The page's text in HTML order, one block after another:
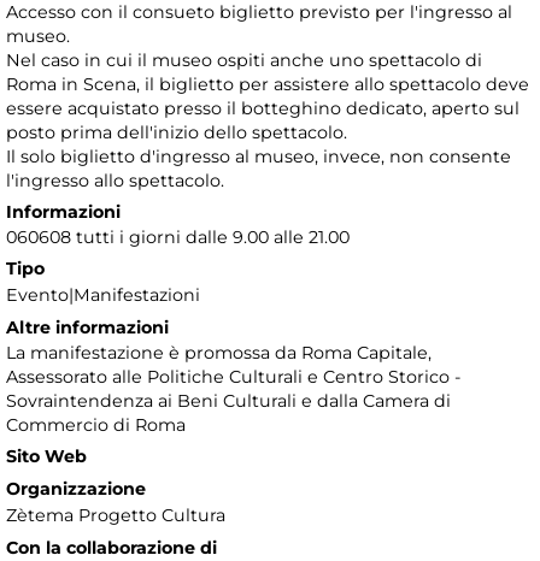
Accesso con il consueto biglietto previsto per l'ingresso al
museo.
Nel caso in cui il museo ospiti anche uno spettacolo di
Roma in Scena, il biglietto per assistere allo spettacolo deve
essere acquistato presso il botteghino dedicato, aperto sul
posto prima dell'inizio dello spettacolo.
Il solo biglietto d'ingresso al museo, invece, non consente
l'ingresso allo spettacolo.
Informazioni
060608 tutti i giorni dalle 9.00 alle 21.00
Tipo
Evento|Manifestazioni
Altre informazioni
La manifestazione è promossa da Roma Capitale,
Assessorato alle Politiche Culturali e Centro Storico -
Sovraintendenza ai Beni Culturali e dalla Camera di
Commercio di Roma
Sito Web
Organizzazione
Zètema Progetto Cultura
Con la collaborazione di